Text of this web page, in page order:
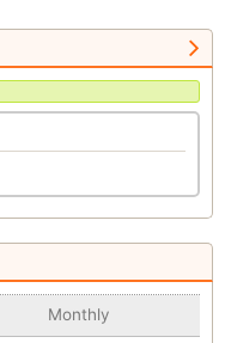
Monthly